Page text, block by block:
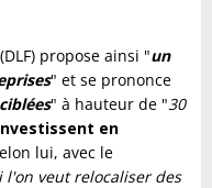
(DLF) propose ainsi "un
" et se prononce
" à hauteur de "30
en
lui, avec le
l'on veut relocaliser des